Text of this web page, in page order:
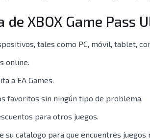
XBOX Game Pass
tales como PC, móvil, tablet,
online.
a EA Games.
favoritos sin ningún tipo de problema.
para otros juegos.
catalogo para que encuentres juegos